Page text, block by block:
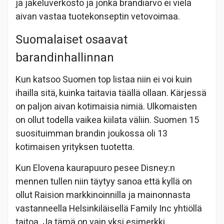
ja jakeluverkosto ja jonka brandiarvo ei vielä
aivan vastaa tuotekonseptin vetovoimaa.
Suomalaiset osaavat
barandinhallinnan
Kun katsoo Suomen top listaa niin ei voi kuin
ihailla sitä, kuinka taitavia täällä ollaan. Kärjessä
on paljon aivan kotimaisia nimiä. Ulkomaisten
on ollut todella vaikea kiilata väliin. Suomen 15
suosituimman brandin joukossa oli 13
kotimaisen yrityksen tuotetta.
Kun Elovena kaurapuuro pesee Disney:n
mennen tullen niin täytyy sanoa että kyllä on
ollut Raision markkinoinnilla ja mainonnasta
vastanneella Helsinkiläisellä Family Inc yhtiöllä